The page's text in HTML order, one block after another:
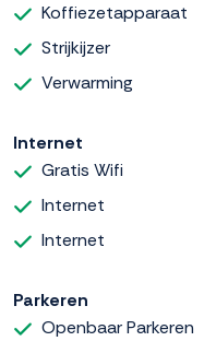
Koffiezetapparaat
Strijkijzer
Verwarming
Internet
Gratis Wifi
Internet
Internet
Parkeren
Openbaar Parkeren